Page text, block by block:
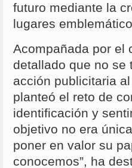
futuro mediante la
lugares
Acompañada por el
detallado que no se
acción publicitaria
planteó el reto de
identificación y
objetivo no era
poner en valor su
conocemos”, ha